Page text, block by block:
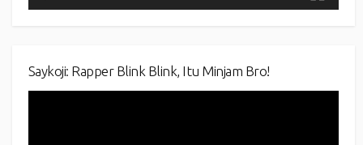
Saykoji: Rapper Blink Blink, Itu Minjam Bro!